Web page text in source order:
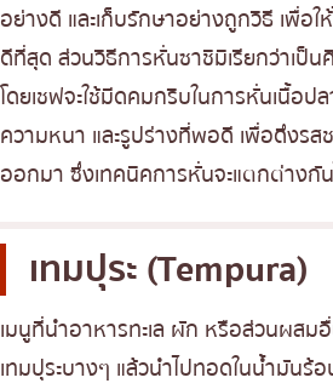
อย่างดี และเก็บรักษาอย่างถูกวิธี เพื่อใ
ดีที่สุด ส่วนวิธีการหั่นซาชิมิเรียกว่าเป็น
โดยเชฟจะใช้มีดคมกริบในการหั่นเนื้อป
ความหนา และรูปร่างที่พอดี เพื่อดึงรส
ออกมา ซึ่งเทคนิคการหั่นจะแตกต่างกั
เทมปุระ (Tempura)
เมนูที่นำอาหารทะเล ผัก หรือส่วนผส
เทมปุระบางๆ แล้วนำไปทอดในน้ำมันร้